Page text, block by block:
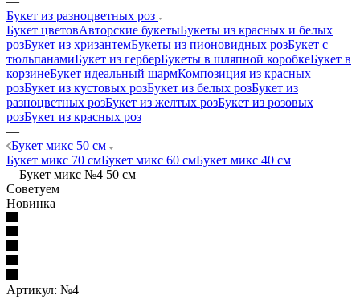
Букет из разноцветных роз
Букет цветовАвторские букетыБукеты из красных и белых
розБукет из хризантемБукеты из пионовидных розБукет с
тюльпанамиБукет из герберБукеты в шляпной коробкеБукет в
корзинеБукет идеальный шармКомпозиция из красных
розБукет из кустовых розБукет из белых розБукет из
разноцветных розБукет из желтых розБукет из розовых
розБукет из красных роз
—
Букет микс 50 см
Букет микс 70 смБукет микс 60 смБукет микс 40 см
—Букет микс №4 50 см
Советуем
Новинка
Артикул: №4